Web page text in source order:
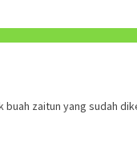
zaitun yang sudah